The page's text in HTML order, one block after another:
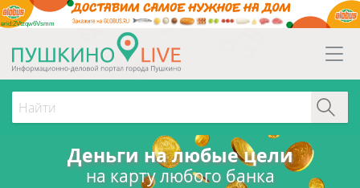
erid:2Vtzqw6Vsmm
Деньги на любые цели
на карту любого банка